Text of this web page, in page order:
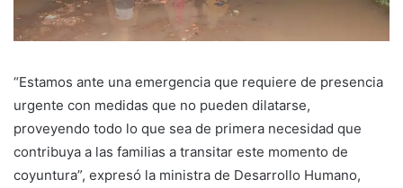
“Estamos ante una emergencia que requiere de presencia
urgente con medidas que no pueden dilatarse,
proveyendo todo lo que sea de primera necesidad que
contribuya a las familias a transitar este momento de
coyuntura”, expresó la ministra de Desarrollo Humano,